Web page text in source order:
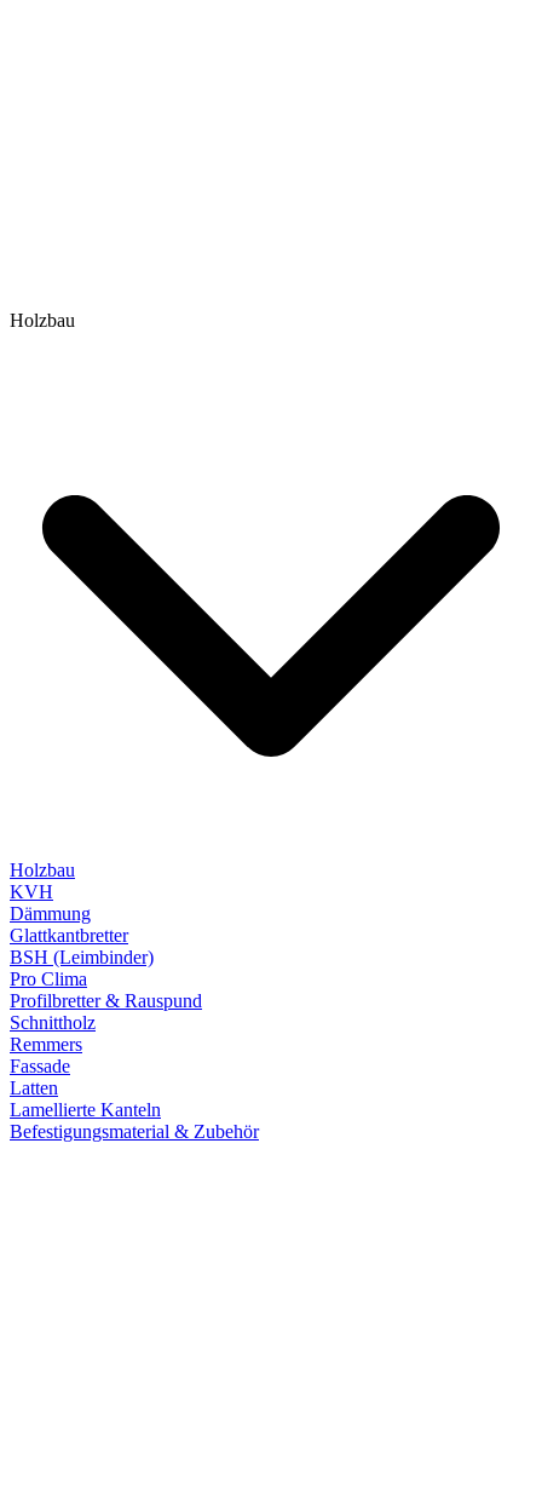
Holzbau
Holzbau
KVH
Dämmung
Glattkantbretter
BSH (Leimbinder)
Pro Clima
Profilbretter & Rauspund
Schnittholz
Remmers
Fassade
Latten
Lamellierte Kanteln
Befestigungsmaterial & Zubehör